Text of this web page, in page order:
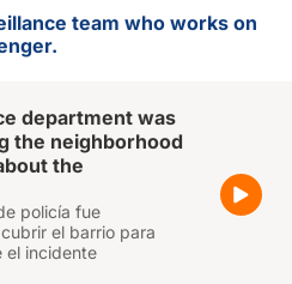
team who works on
department was
the neighborhood
the
policía fue
el barrio para
el incidente